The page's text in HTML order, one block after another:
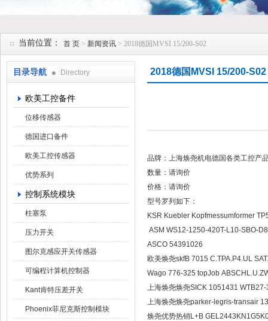
当前位置： 首 页 > 新闻资讯 > 2018德国MVSI 15/200-S02
目录导航 Directory
欧美工控备件
位移传感器
德国进口备件
欧美工控传感器
优势系列
控制系统模块
柱塞泵
压力开关
图尔克感应开关传感器
可编程计算机控制器
Kant肯特压差开关
Phoenix菲尼克斯控制模块
2018德国MVSI 15/200-S02
品牌：上海焕尧机电德国各类工控产
数量：请询价
价格：请询价
型号罗列如下：
KSR Kuebler Kopfmessumformer
ASM WS12-1250-420T-L10-SBO-
ASCO 54391026
欧美焕尧skfB 7015 C.TPA.P4.UL
Wago 776-325 topJob
上海焕尧焕尧SICK 1051431
上海焕尧焕尧parker-legris-transair
焕尧优势热销L+B